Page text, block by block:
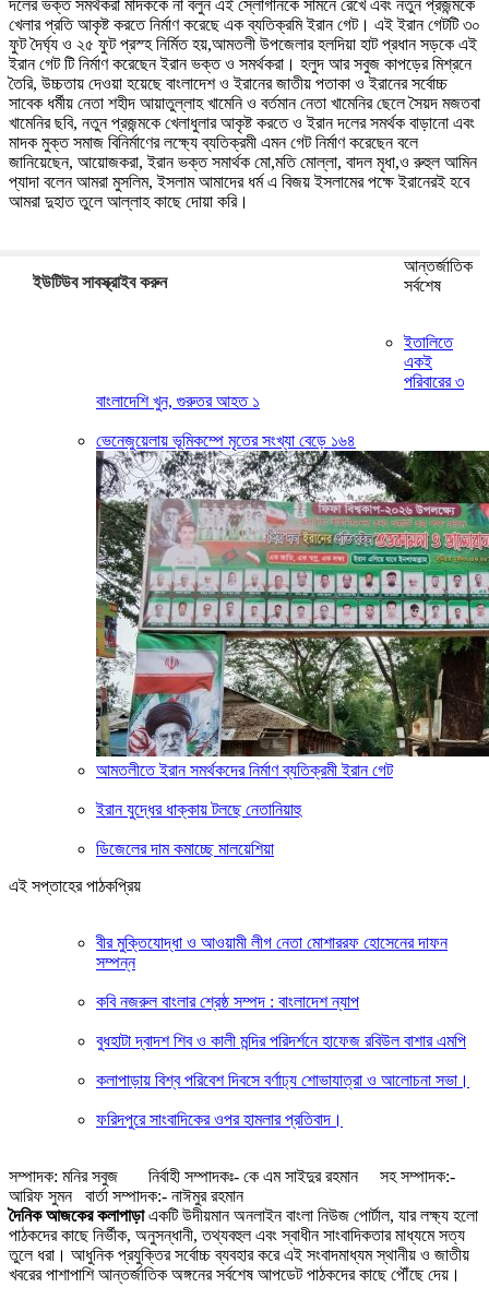
দলের ভক্ত সমর্থকরা মাদককে না বলুন এই স্লোগানকে সামনে রেখে এবং নতুন প্রজন্মকে
খেলার প্রতি আকৃষ্ট করতে নির্মাণ করেছে এক ব্যতিক্রমি ইরান গেট। এই ইরান গেটটি ৩০
ফুট দৈর্ঘ্য ও ২৫ ফুট প্রস্হ নির্মিত হয়,আমতলী উপজেলার হলদিয়া হাট প্রধান সড়কে এই
ইরান গেট টি নির্মাণ করেছেন ইরান ভক্ত ও সমর্থকরা। হলুদ আর সবুজ কাপড়ের মিশ্রনে
তৈরি, উচ্চতায় দেওয়া হয়েছে বাংলাদেশ ও ইরানের জাতীয় পতাকা ও ইরানের সর্বোচ্চ
সাবেক ধর্মীয় নেতা শহীদ আয়াতুল্লাহ খামেনি ও বর্তমান নেতা খামেনির ছেলে সৈয়দ মজতবা
খামেনির ছবি, নতুন প্রজন্মকে খেলাধুলার আকৃষ্ট করতে ও ইরান দলের সমর্থক বাড়ানো এবং
মাদক মুক্ত সমাজ বিনির্মাণের লক্ষ্যে ব্যতিক্রমী এমন গেট নির্মাণ করেছেন বলে
জানিয়েছেন, আয়োজকরা, ইরান ভক্ত সমার্থক মো,মতি মোল্লা, বাদল মৃধা,ও রুহুল আমিন
প্যাদা বলেন আমরা মুসলিম, ইসলাম আমাদের ধর্ম এ বিজয় ইসলামের পক্ষে ইরানেরই হবে
আমরা দুহাত তুলে আল্লাহ কাছে দোয়া করি।
ইউটিউব সাবস্ক্রাইব করুন
আন্তর্জাতিক
সর্বশেষ
ইতালিতে
একই
পরিবারের ৩
বাংলাদেশি খুন, গুরুতর আহত ১
ভেনেজুয়েলায় ভূমিকম্পে মৃতের সংখ্যা বেড়ে ১৬৪
আমতলীতে ইরান সমর্থকদের নির্মাণ ব্যতিক্রমী ইরান গেট
ইরান যুদ্ধের ধাক্কায় টলছে নেতানিয়াহু
ডিজেলের দাম কমাচ্ছে মালয়েশিয়া
এই সপ্তাহের পাঠকপ্রিয়
বীর মুক্তিযোদ্ধা ও আওয়ামী লীগ নেতা মোশাররফ হোসেনের দাফন
সম্পন্ন
কবি নজরুল বাংলার শ্রেষ্ঠ সম্পদ : বাংলাদেশ ন্যাপ
বুধহাটা দ্বাদশ শিব ও কালী মন্দির পরিদর্শনে হাফেজ রবিউল বাশার এমপি
কলাপাড়ায় বিশ্ব পরিবেশ দিবসে বর্ণাঢ্য শোভাযাত্রা ও আলোচনা সভা।
ফরিদপুরে সাংবাদিকের ওপর হামলার প্রতিবাদ।
সম্পাদক: মনির সবুজ নির্বাহী সম্পাদকঃ- কে এম সাইদুর রহমান সহ সম্পাদক:-
আরিফ সুমন বার্তা সম্পাদক:- নাঈমুর রহমান
দৈনিক আজকের কলাপাড়াএকটি উদীয়মান অনলাইন বাংলা নিউজ পোর্টাল, যার লক্ষ্য হলো
পাঠকদের কাছে নির্ভীক, অনুসন্ধানী, তথ্যবহুল এবং স্বাধীন সাংবাদিকতার মাধ্যমে সত্য
তুলে ধরা। আধুনিক প্রযুক্তির সর্বোচ্চ ব্যবহার করে এই সংবাদমাধ্যম স্থানীয় ও জাতীয়
খবরের পাশাপাশি আন্তর্জাতিক অঙ্গনের সর্বশেষ আপডেট পাঠকদের কাছে পৌঁছে দেয়।